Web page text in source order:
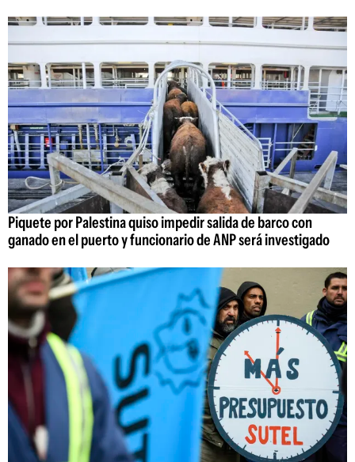
Piquete por Palestina quiso impedir salida de barco con
ganado en el puerto y funcionario de ANP será investigado